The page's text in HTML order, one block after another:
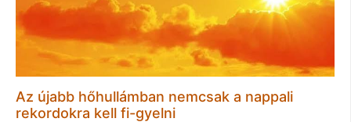
Az újabb hőhullámban nemcsak a nappali
rekordokra kell fi-gyelni